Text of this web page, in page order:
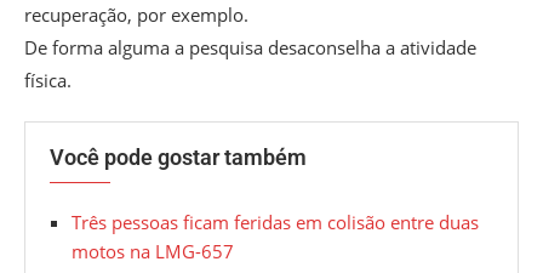
recuperação, por exemplo.
De forma alguma a pesquisa desaconselha a atividade
física.
Você pode gostar também
Três pessoas ficam feridas em colisão entre duas
motos na LMG-657